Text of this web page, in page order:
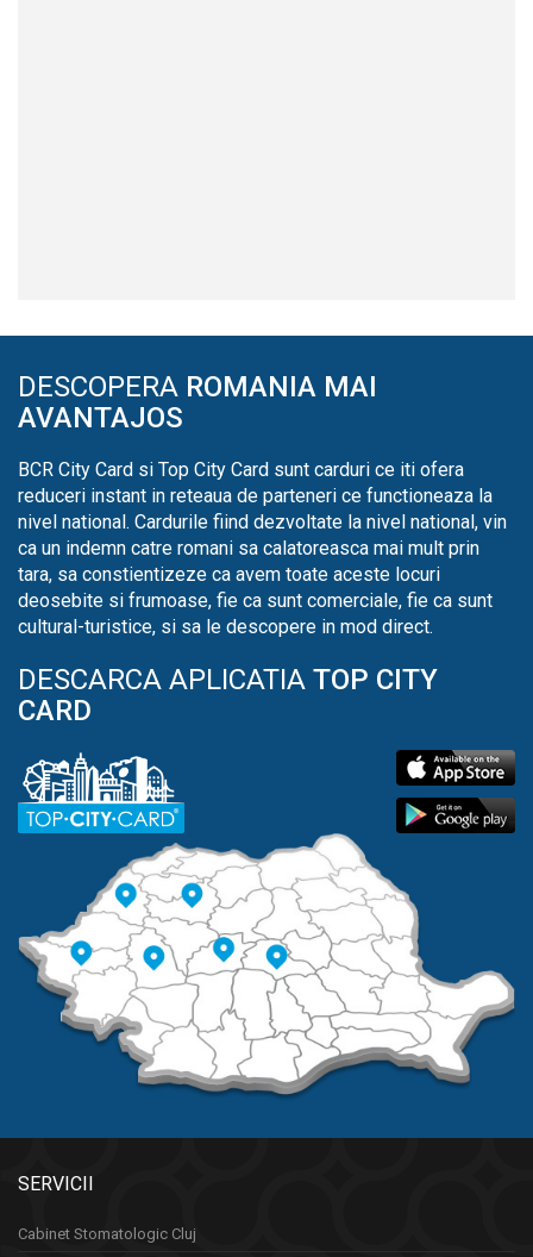
DESCOPERA ROMANIA MAI
AVANTAJOS
BCR City Card si Top City Card sunt carduri ce iti ofera
reduceri instant in reteaua de parteneri ce functioneaza la
nivel national. Cardurile fiind dezvoltate la nivel national, vin
ca un indemn catre romani sa calatoreasca mai mult prin
tara, sa constientizeze ca avem toate aceste locuri
deosebite si frumoase, fie ca sunt comerciale, fie ca sunt
cultural-turistice, si sa le descopere in mod direct.
DESCARCA APLICATIA TOP CITY
CARD
SERVICII
Cabinet Stomatologic Cluj